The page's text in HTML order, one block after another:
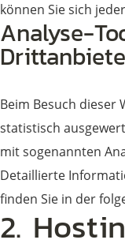
können Sie sich
Analyse-
Beim Besuch dieser
statistisch
mit sogenannten
Detaillierte
finden Sie in der
2.